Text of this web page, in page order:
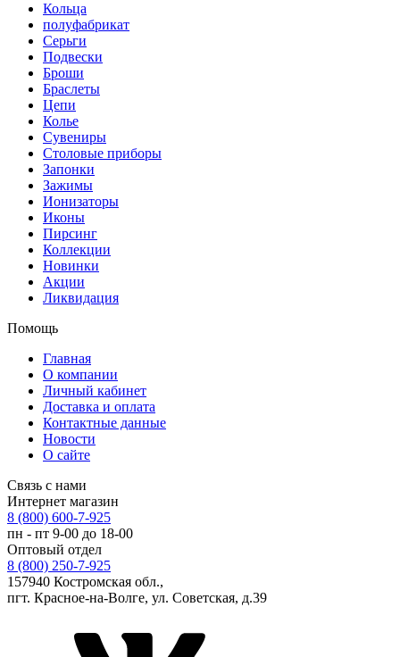
Кольца
полуфабрикат
Серьги
Подвески
Броши
Браслеты
Цепи
Колье
Сувениры
Столовые приборы
Запонки
Зажимы
Ионизаторы
Иконы
Пирсинг
Коллекции
Новинки
Акции
Ликвидация
Помощь
Главная
О компании
Личный кабинет
Доставка и оплата
Контактные данные
Новости
О сайте
Связь с нами
Интернет магазин
8 (800) 600-7-925
пн - пт 9-00 до 18-00
Оптовый отдел
8 (800) 250-7-925
157940 Костромская обл.,
пгт. Красное-на-Волге, ул. Советская, д.39